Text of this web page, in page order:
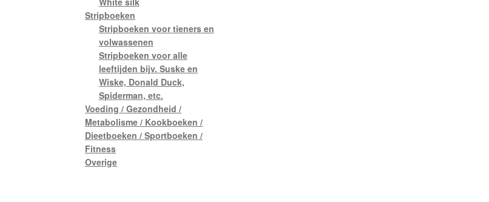
Stripboeken
Stripboeken voor tieners en
volwassenen
Stripboeken voor alle
leeftijden bijv. Suske en
Wiske, Donald Duck,
Spiderman, etc.
Voeding / Gezondheid /
Metabolisme / Kookboeken /
Dieetboeken / Sportboeken /
Fitness
Overige